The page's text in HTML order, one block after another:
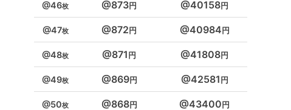
46 873 40158
47 872 40984
48 871 41808
49 869 42581
50 868 43400